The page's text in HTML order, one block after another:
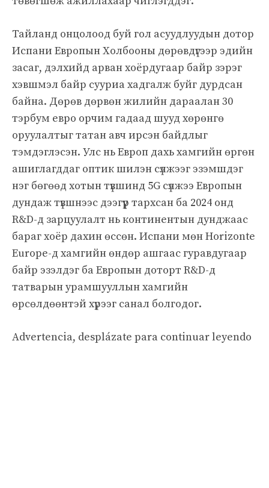
Тайланд онцолоод буй гол асуудлуудын дотор
Испани Европын Холбооны дөрөвдүгээр эдийн
засаг, дэлхийд арван хоёрдугаар байр зэрэг
хэвшмэл байр сууриа хадгалж буйг дурдсан
байна. Дөрөв дөрвөн жилийн дараалан 30
тэрбум евро орчим гадаад шууд хөрөнгө
оруулалтыг татан авч ирсэн байдлыг
тэмдэглэсэн. Улс нь Европ дахь хамгийн өргөн
ашиглагддаг оптик шилэн сүлжээг эзэмшдэг
нэг бөгөөд хотын түвшинд 5G сүлжээ Европын
дундаж түвшнээс дээгүүр тархсан ба 2024 онд
R&D-д зарцуулалт нь континентын дунджаас
бараг хоёр дахин өссөн. Испани мөн Horizonte
Europe-д хамгийн өндөр ашгаас гуравдугаар
байр эзэлдэг ба Европын доторт R&D-д
татварын урамшууллын хамгийн
өрсөлдөөнтэй хүрээг санал болгодог.
Advertencia, desplázate para continuar leyendo